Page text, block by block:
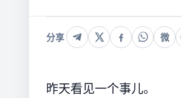
分享 微
昨天看见一个事儿。